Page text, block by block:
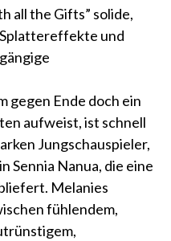
all the Gifts” solide,
und
gegen Ende doch ein
aufweist, ist schnell
Jungschauspieler,
Sennia Nanua, die eine
Melanies
fühlendem,